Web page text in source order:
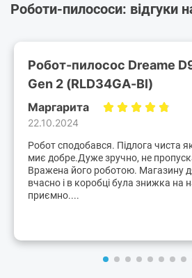
Роботи-пилососи: відгуки
Робот-пилосос Dreame
Gen 2 (RLD34GA-Bl)
Маргарита
22.10.2024
Робот сподобався. Підлога чиста як
миє добре.Дуже зручно, не
Вражена його роботою. Магазину
вчасно і в коробці була знижка на
приємно....